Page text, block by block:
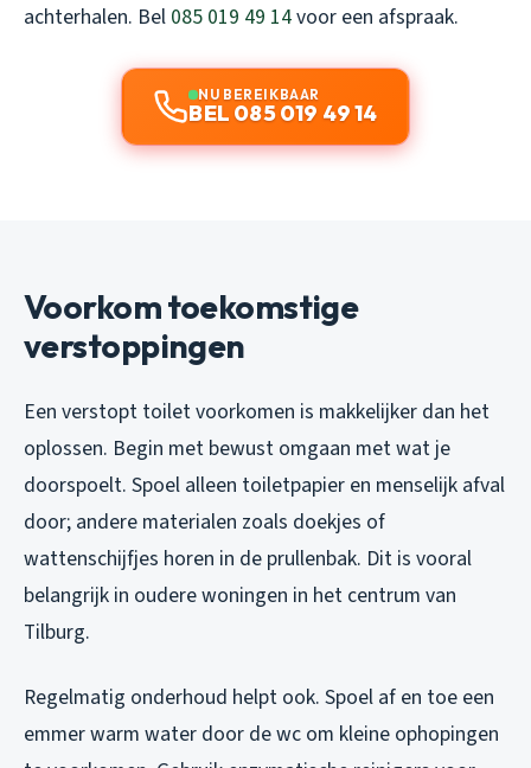
achterhalen. Bel 085 019 49 14voor een afspraak.
NU BEREIKBAAR
BEL 085 019 49 14
Voorkom toekomstige
verstoppingen
Een verstopt toilet voorkomen is makkelijker dan het
oplossen. Begin met bewust omgaan met wat je
doorspoelt. Spoel alleen toiletpapier en menselijk afval
door; andere materialen zoals doekjes of
wattenschijfjes horen in de prullenbak. Dit is vooral
belangrijk in oudere woningen in het centrum van
Tilburg.
Regelmatig onderhoud helpt ook. Spoel af en toe een
emmer warm water door de wc om kleine ophopingen